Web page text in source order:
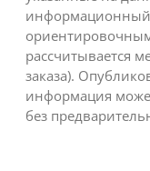
информационный
рассчитывается
заказа).
информация
без